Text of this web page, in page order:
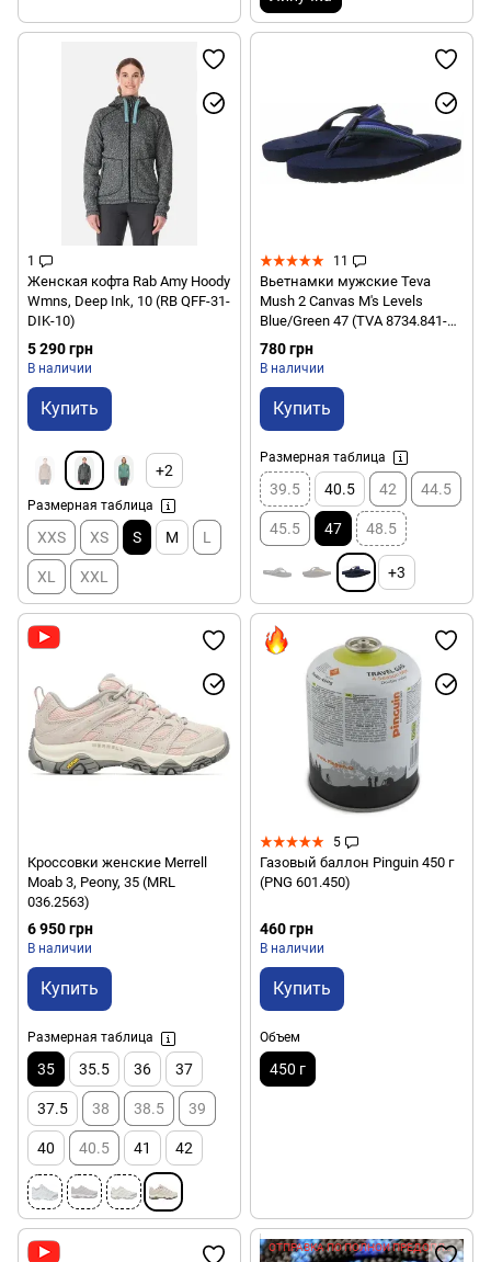
1
Женская кофта Rab Amy Hoody
Wmns, Deep Ink, 10 (RB QFF-31-
DIK-10)
5 290 грн
В наличии
Купить
+2
Размерная таблица
XXS XS S M L
XL XXL
11
Вьетнамки мужские Teva
Mush 2 Canvas M's Levels
Blue/Green 47 (TVA 8734.841-
13)
780 грн
В наличии
Купить
Размерная таблица
39.5 40.5 42 44.5
45.5 47 48.5
+3
Кроссовки женские Merrell
Moab 3, Peony, 35 (MRL
036.2563)
6 950 грн
В наличии
Купить
Размерная таблица
35 35.5 36 37
37.5 38 38.5 39
40 40.5 41 42
5
Газовый баллон Pinguin 450 г
(PNG 601.450)
460 грн
В наличии
Купить
Объем
450 г
ОТПРАВКА ПО ПОЛНОЙ ПРЕДОПЛАТЕ